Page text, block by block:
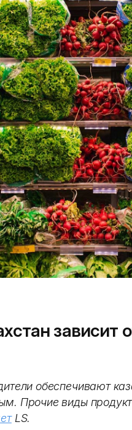
зависит
обеспечивают
Прочие виды
LS.